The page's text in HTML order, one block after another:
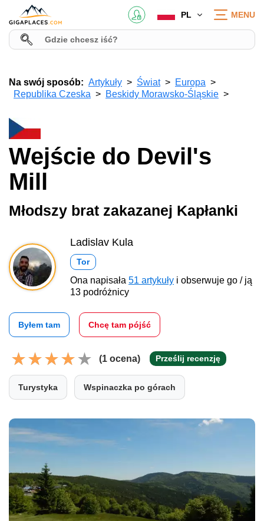
PL MENU
Na swój sposób: Artykuły Świat
Europa
Republika Czeska
Beskidy Morawsko-Śląskie
Wejście do Devil's
Mill
Młodszy brat zakazanej Kapłanki
Ladislav Kula
Tor
Ona napisała 51 artykuły i obserwuje go / ją
13 podróżnicy
Byłem tam Chcę tam pójść
(1 ocena) Prześlij recenzję
Turystyka Wspinaczka po górach